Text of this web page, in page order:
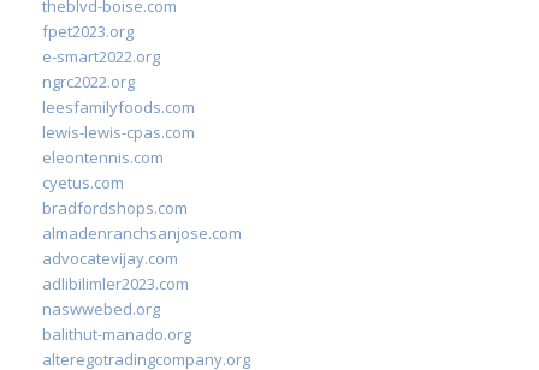
theblvd-boise.com
fpet2023.org
e-smart2022.org
ngrc2022.org
leesfamilyfoods.com
lewis-lewis-cpas.com
eleontennis.com
cyetus.com
bradfordshops.com
almadenranchsanjose.com
advocatevijay.com
adlibilimler2023.com
naswwebed.org
balithut-manado.org
alteregotradingcompany.org